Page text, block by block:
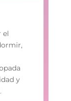
el
y